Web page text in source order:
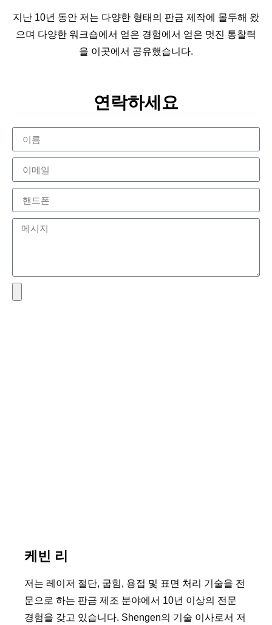
지난 10년 동안 저는 다양한 형태의 판금 제작에 몰두해 왔
으며 다양한 워크숍에서 얻은 경험에서 얻은 멋진 통찰력
을 이곳에서 공유했습니다.
연락하세요
케빈 리
저는 레이저 절단, 굽힘, 용접 및 표면 처리 기술을 전
문으로 하는 판금 제조 분야에서 10년 이상의 전문
경험을 갖고 있습니다. Shengen의 기술 이사로서 저